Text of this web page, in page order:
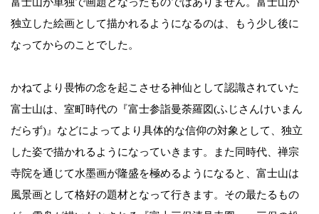
富士山が単独で画題となったものではありません。富士山が
独立した絵画として描かれるようになるのは、もう少し後に
なってからのことでした。
かねてより畏怖の念を起こさせる神仙として認識されていた
富士山は、室町時代の『富士参詣曼荼羅図(ふじさんけいまん
だらず)』などによってより具体的な信仰の対象として、独立
した姿で描かれるようになっていきます。また同時代、禅宗
寺院を通じて水墨画が隆盛を極めるようになると、富士山は
風景画として格好の題材となって行きます。その最たるもの